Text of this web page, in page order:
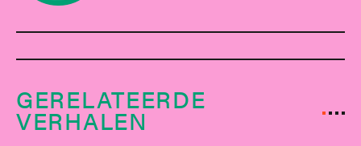
GERELATEERDE
VERHALEN